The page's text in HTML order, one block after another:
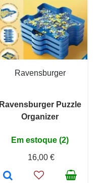
Ravensburger
Ravensburger Puzzle
Organizer
Em estoque (2)
16,00 €